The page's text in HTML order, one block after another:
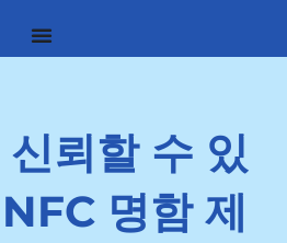
뢰할 수 있
명함 제